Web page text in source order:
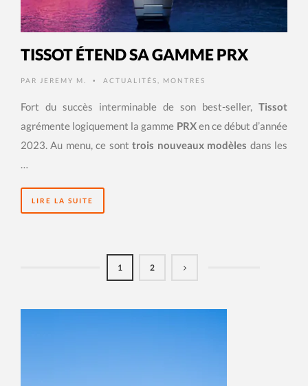
TISSOT ÉTEND SA GAMME PRX
PAR JEREMY M. • ACTUALITÉS MONTRES
Fort du succès interminable de son best-seller, Tissot
agrémente logiquement la gamme PRXen ce début d’année
2023. Au menu, ce sonttrois nouveaux modèles dans les
…
LIRE LA SUITE
1 2